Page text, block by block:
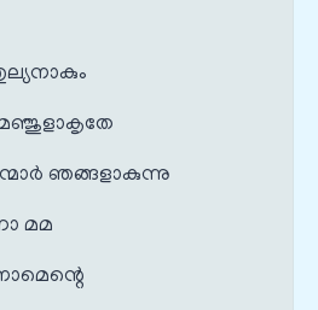
ഞങ്ങളാകുന്നു
മമ